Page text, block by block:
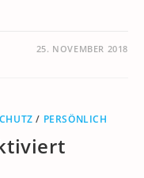
25. NOVEMBER 2018
/ PERSÖNLICH